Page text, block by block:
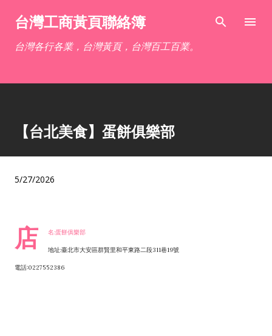
跳到主要內容
台灣工商黃頁聯絡簿
台灣各行各業，台灣黃頁，台灣百工百業。
【台北美食】蛋餅俱樂部
5/27/2026
店 名:蛋餅俱樂部
地址:臺北市大安區群賢里和平東路二段311巷19號
電話:0227552386